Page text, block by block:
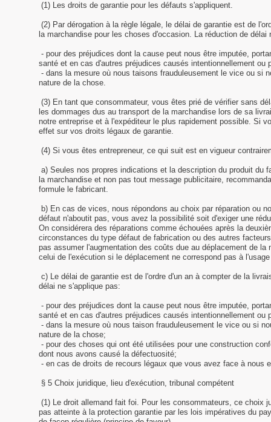
(1) Les droits de garantie pour les défauts s'appliquent.
(2) Par dérogation à la règle légale, le délai de garantie est de
la marchandise pour les choses d'occasion. La réduction de délai
- pour des préjudices dont la cause peut nous être imputée,
santé et en cas d'autres préjudices causés intentionnellement ou
- dans la mesure où nous taisons frauduleusement le vice ou si
nature de la chose.
(3) En tant que consommateur, vous êtes prié de vérifier sans
les dommages dus au transport de la marchandise lors de sa
notre entreprise et à l'expéditeur le plus rapidement possible. Si
effet sur vos droits légaux de garantie.
(4) Si vous êtes entrepreneur, ce qui suit est en vigueur
a) Seules nos propres indications et la description du produit du
la marchandise et non pas tout message publicitaire,
formule le fabricant.
b) En cas de vices, nous répondons au choix par réparation ou
défaut n'aboutit pas, vous avez la possibilité soit d'exiger une
On considérera des réparations comme échouées après la
circonstances du type défaut de fabrication ou des autres
pas assumer l'augmentation des coûts due au déplacement de la
celui de l'exécution si le déplacement ne correspond pas à
c) Le délai de garantie est de l'ordre d'un an à compter de la
délai ne s'applique pas:
- pour des préjudices dont la cause peut nous être imputée,
santé et en cas d'autres préjudices causés intentionnellement ou
- dans la mesure où nous taison frauduleusement le vice ou si
nature de la chose;
- pour des choses qui ont été utilisées pour une construction
dont nous avons causé la défectuosité;
- en cas de droits de recours légaux que vous avez face à nous
§ 5 Choix juridique, lieu d'exécution, tribunal compétent
(1) Le droit allemand fait foi. Pour les consommateurs, ce choix
pas atteinte à la protection garantie par les lois impératives du